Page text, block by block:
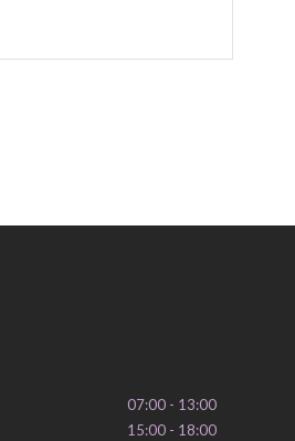
07:00 - 13:00
15:00 - 18:00